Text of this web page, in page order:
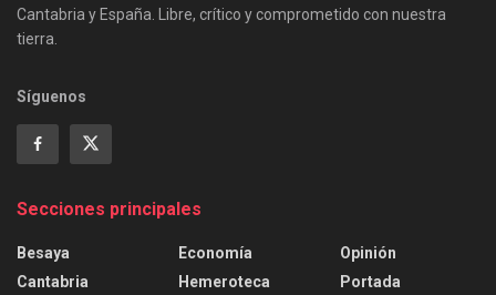
Cantabria y España. Libre, crítico y comprometido con nuestra
tierra.
Síguenos
Secciones principales
Besaya
Cantabria
Economía
Hemeroteca
Opinión
Portada